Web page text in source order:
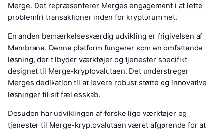
Merge. Det repræsenterer Merges engagement i at lette
problemfri transaktioner inden for kryptorummet.
En anden bemærkelsesværdig udvikling er frigivelsen af
Membrane. Denne platform fungerer som en omfattende
løsning, der tilbyder værktøjer og tjenester specifikt
designet til Merge-kryptovalutaen. Det understreger
Merges dedikation til at levere robust støtte og innovative
løsninger til sit fællesskab.
Desuden har udviklingen af forskellige værktøjer og
tjenester til Merge-kryptovalutaen været afgørende for at